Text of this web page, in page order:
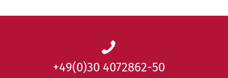
+49(0)30 4072862-50